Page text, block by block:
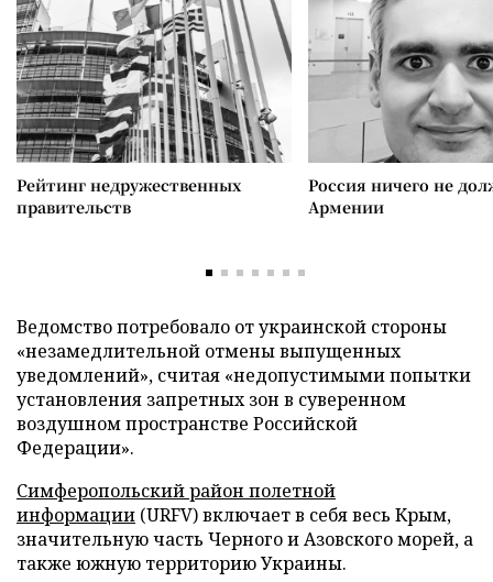
Рейтинг недружественных
правительств
Россия ничего не
Армении
Ведомство потребовало от украинской стороны
«незамедлительной отмены выпущенных
уведомлений», считая «недопустимыми попытки
установления запретных зон в суверенном
воздушном пространстве Российской
Федерации».
Симферопольский район полетной
информации (URFV) включает в себя весь Крым,
значительную часть Черного и Азовского морей, а
также южную территорию Украины.